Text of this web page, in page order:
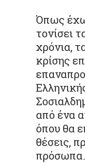
Όπως
τονίσει
χρόνια,
κρίσης
από ένα
όπου θα
θέσεις,
πρόσωπα.